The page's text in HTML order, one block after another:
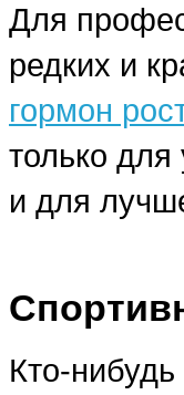
Для
редких и
гормон
только
и для
Кто-